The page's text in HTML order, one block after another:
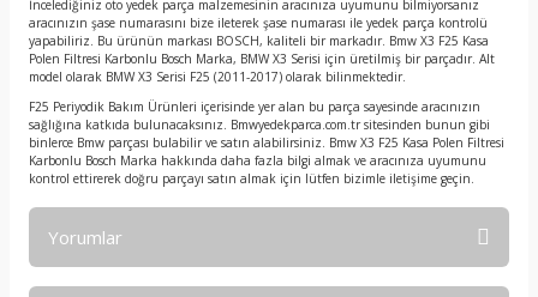
İncelediğiniz oto yedek parça malzemesinin aracınıza uyumunu bilmiyorsanız
aracınızın şase numarasını bize ileterek şase numarası ile yedek parça kontrolü
yapabiliriz. Bu ürünün markası BOSCH, kaliteli bir markadır. Bmw X3 F25 Kasa
Polen Filtresi Karbonlu Bosch Marka, BMW X3 Serisi için üretilmiş bir parçadır. Alt
model olarak BMW X3 Serisi F25 (2011-2017) olarak bilinmektedir.
F25 Periyodik Bakım Ürünleri içerisinde yer alan bu parça sayesinde aracınızın
sağlığına katkıda bulunacaksınız. Bmwyedekparca.com.tr sitesinden bunun gibi
binlerce Bmw parçası bulabilir ve satın alabilirsiniz. Bmw X3 F25 Kasa Polen Filtresi
Karbonlu Bosch Marka hakkında daha fazla bilgi almak ve aracınıza uyumunu
kontrol ettirerek doğru parçayı satın almak için lütfen bizimle iletişime geçin.
Yorumlar